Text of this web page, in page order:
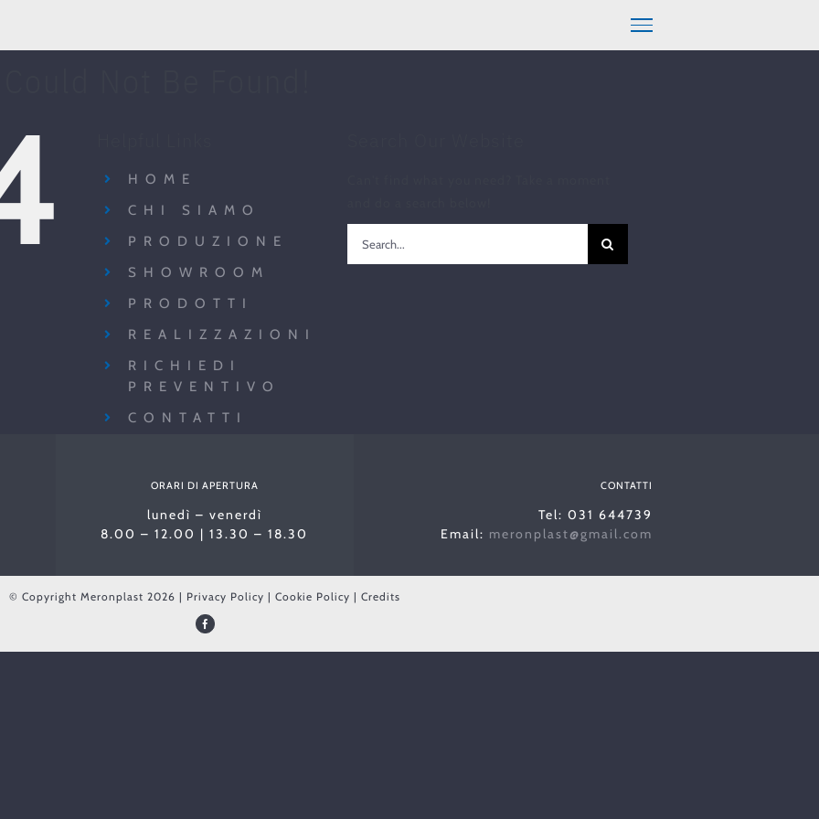
HOME
CHI SIAMO
PRODUZIONE
SHOWROOM
PRODOTTI
REALIZZAZIONI
RICHIEDI
PREVENTIVO
CONTATTI
ORARI DI APERTURA
lunedì – venerdì
8.00 – 12.00 | 13.30 – 18.30
CONTATTI
Tel: 031 644739
Email: meronplast@gmail.com
© Copyright Meronplast 2026 | Privacy Policy | Cookie Policy | Credits
Facebook